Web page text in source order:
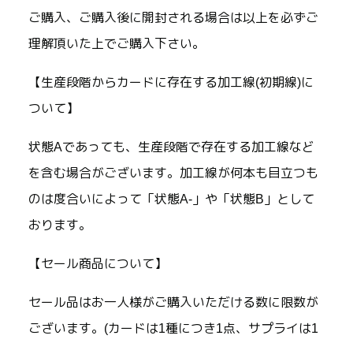
ご購入、ご購入後に開封される場合は以上を必ずご
理解頂いた上でご購入下さい。
【生産段階からカードに存在する加工線(初期線)に
ついて】
状態Aであっても、生産段階で存在する加工線など
を含む場合がございます。加工線が何本も目立つも
のは度合いによって「状態A-」や「状態B」として
おります。
【セール商品について】
セール品はお一人様がご購入いただける数に限数が
ございます。(カードは1種につき1点、サプライは1